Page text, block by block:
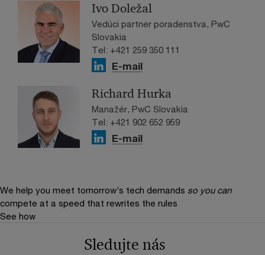
Ivo Doležal
Vedúci partner poradenstva, PwC
Slovakia
Tel: +421 259 350 111
E-mail
Richard Hurka
Manažér, PwC Slovakia
Tel: +421 902 652 959
E-mail
We help you meet tomorrow’s tech demands so you can
compete at a speed that rewrites the rules
See how
Sledujte nás